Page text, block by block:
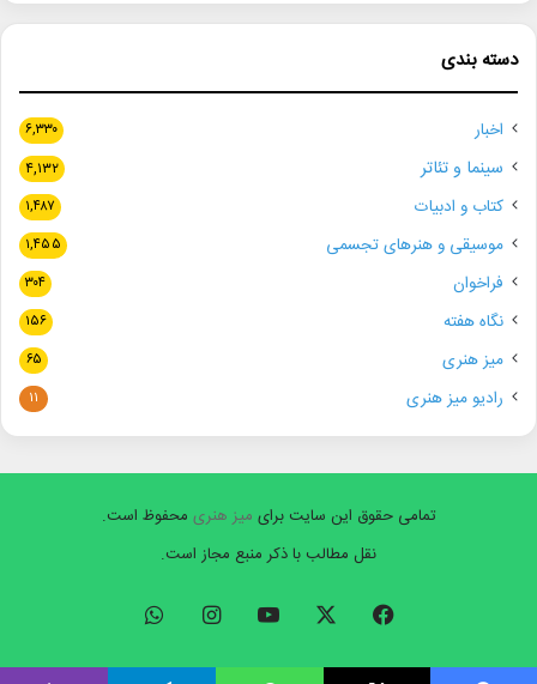
هنرهای_تجسمی
هوشنگ_مرادی_کرمانی
دسته بندی
اخبار ۶,۳۳۰
سینما و تئاتر ۴,۱۳۲
کتاب و ادبیات ۱,۴۸۷
موسیقی و هنرهای تجسمی ۱,۴۵۵
فراخوان ۳۰۴
نگاه هفته ۱۵۶
میز هنری ۶۵
رادیو میز هنری ۱۱
تمامی حقوق این سایت برای میز هنری محفوظ است.
نقل مطالب با ذکر منبع مجاز است.
فیسبوک ایکس یوتیوب اینستاگرام
آپ